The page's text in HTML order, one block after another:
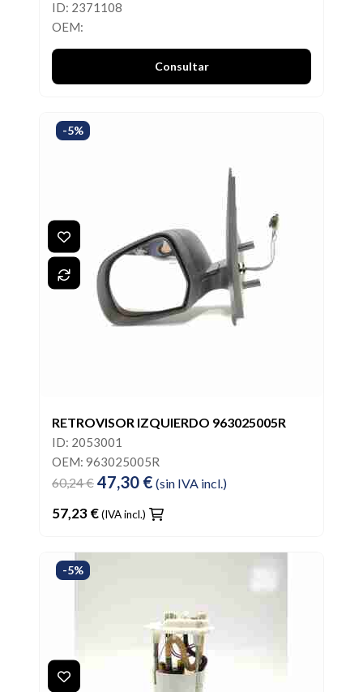
ID: 2371108
OEM:
Consultar
-5%
RETROVISOR IZQUIERDO 963025005R
ID: 2053001
OEM: 963025005R
60,24 € 47,30 € (sin IVA incl.)
57,23 €(IVA incl.)
-5%